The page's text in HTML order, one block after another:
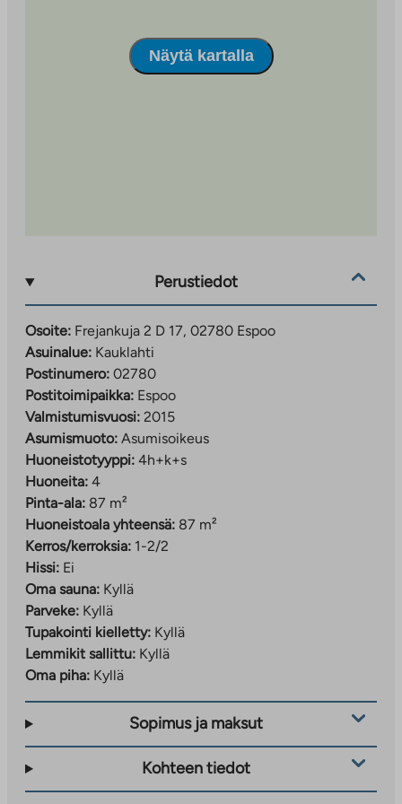
Näytä kartalla
Perustiedot
Osoite: Frejankuja 2 D 17, 02780 Espoo
Asuinalue: Kauklahti
Postinumero: 02780
Postitoimipaikka: Espoo
Valmistumisvuosi: 2015
Asumismuoto: Asumisoikeus
Huoneistotyyppi: 4h+k+s
Huoneita: 4
Pinta-ala: 87 m²
Huoneistoala yhteensä: 87 m²
Kerros/kerroksia: 1-2/2
Hissi: Ei
Oma sauna: Kyllä
Parveke: Kyllä
Tupakointi kielletty: Kyllä
Lemmikit sallittu: Kyllä
Oma piha: Kyllä
Sopimus ja maksut
Kohteen tiedot